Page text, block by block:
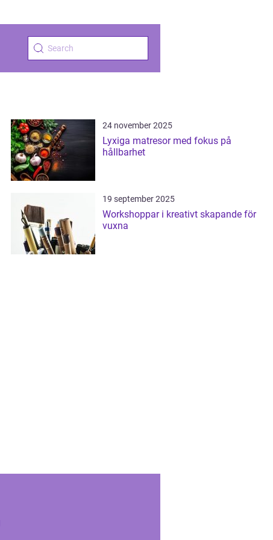
24 november 2025
Lyxiga matresor med fokus på
hållbarhet
19 september 2025
Workshoppar i kreativt skapande för
vuxna